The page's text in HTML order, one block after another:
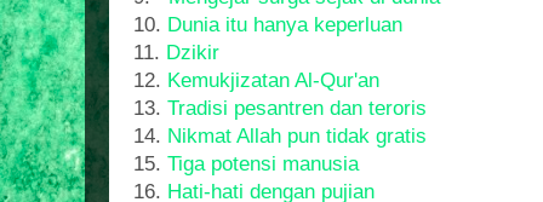
10. Dunia itu hanya keperluan
11. Dzikir
12. Kemukjizatan Al-Qur'an
13. Tradisi pesantren dan teroris
14. Nikmat Allah pun tidak gratis
15. Tiga potensi manusia
16. Hati-hati dengan pujian